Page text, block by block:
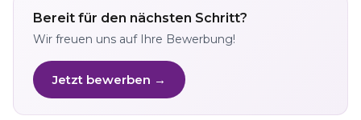
Bereit für den nächsten Schritt?
Wir freuen uns auf Ihre Bewerbung!
Jetzt bewerben →